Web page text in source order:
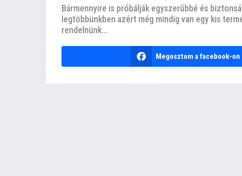
Bármennyire is próbálják egyszerűbbé és
legtöbbünkben azért még mindig van egy kis
rendelnünk...
Megosztom a facebook-on